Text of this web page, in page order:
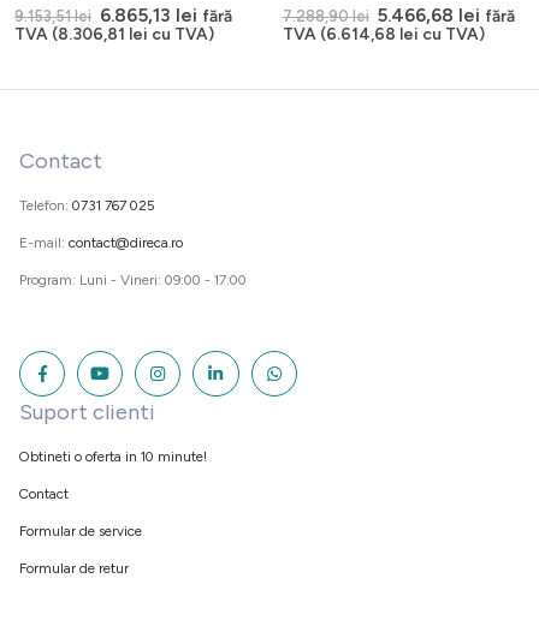
0 out of 5
9.153,51lei Prețul
inițial
a
9.153,51 lei.
6.865,13 leiPrețul
curent
fără
TVA (8.306,81 lei cu TVA)
0out of 5
7.288,90lei Prețul
inițial
7.288,90 lei.
5.466,68 lei Prețul
curent
fără
TVA (6.614,68 lei cu TVA)
Contact
Telefon: 0731 767 025
E-mail: contact@direca.ro
Program: Luni - Vineri: 09:00 - 17:00
Suport clienti
Obtineti o oferta in 10 minute!
Contact
Formular de service
Formular de retur